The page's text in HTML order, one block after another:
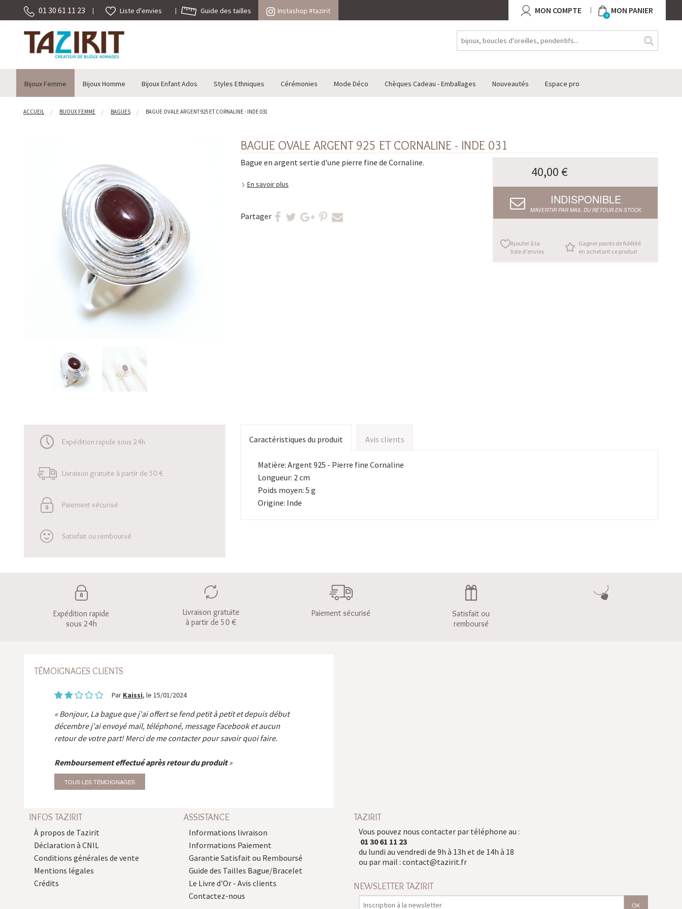
01 30 61 11 23 Liste d'envies Guide des tailles Instashop #tazirit MON COMPTE 0 MON PANIER
Bijoux Femme Bijoux Homme Bijoux Enfant Ados Styles Ethniques Cérémonies Mode Déco Chèques Cadeau - Emballages Nouveautés Espace pro
ACCUEIL BIJOUX FEMME BAGUES BAGUE OVALE ARGENT 925 ET CORNALINE - INDE 031
BAGUE OVALE ARGENT 925 ET CORNALINE - INDE 031
Bague en argent sertie d'une pierre fine de Cornaline.
En savoir plus
Partager
40,00 €
INDISPONIBLE
M’AVERTIR PAR MAIL DU RETOUR EN STOCK
Ajouter à la
liste d'envies
Gagner points de fidélité
en achetant ce produit
Expédition rapide sous 24h
Livraison gratuite à partir de 50 €
Paiement sécurisé
Satisfait ou remboursé
Caractéristiques du produit Avis clients
Matière: Argent 925 - Pierre fine Cornaline
Longueur: 2 cm
Poids moyen: 5 g
Origine: Inde
Expédition rapide
sous 24h
Livraison gratuite
à partir de 50 €
Paiement sécurisé
Satisfait ou
remboursé
TÉMOIGNAGES CLIENTS
Par Kaissi, le 15/01/2024
Bonjour, La bague que j'ai offert se fend petit à petit et depuis début
décembre j'ai envoyé mail, téléphoné, message Facebook et aucun
retour de votre part! Merci de me contacter pour savoir quoi faire.
Remboursement effectué après retour du produit
TOUS LES TÉMOIGNAGES
INFOS TAZIRIT
À propos de Tazirit
Déclaration à CNIL
Conditions générales de vente
Mentions légales
Crédits
ASSISTANCE
Informations livraison
Informations Paiement
Garantie Satisfait ou Remboursé
Guide des Tailles Bague/Bracelet
Le Livre d'Or - Avis clients
Contactez-nous
TAZIRIT
Vous pouvez nous contacter par téléphone au :
01 30 61 11 23
du lundi au vendredi de 9h à 13h et de 14h à 18
ou par mail : contact@tazirit.fr
NEWSLETTER TAZIRIT